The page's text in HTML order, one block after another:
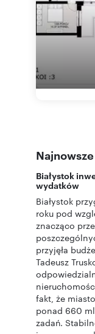
Białystok
wydatków
Białystok
roku pod
znacząco
przyjęła
Tadeusz
fakt, że
ponad 660
zadań.